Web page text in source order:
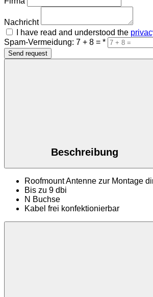
Nachricht
I have read and understood the
Spam-Vermeidung: 7 + 8 = *
Send request
Beschreibung
Roofmount Antenne zur Montage
Bis zu 9 dbi
N Buchse
Kabel frei konfektionierbar